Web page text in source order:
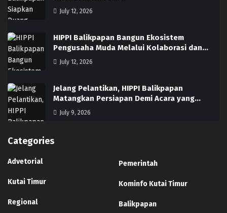
July 12, 2026
HIPPI Balikpapan Bangun Ekosistem
Pengusaha Muda Melalui Kolaborasi dan…
July 12, 2026
Jelang Pelantikan, HIPPI Balikpapan
Matangkan Persiapan Demi Acara yang…
July 9, 2026
Categories
Advetorial
Kutai Timur
Regional
Pemerintah
Kominfo Kutai Timur
Balikpapan